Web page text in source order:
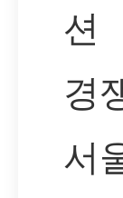
션
경
서